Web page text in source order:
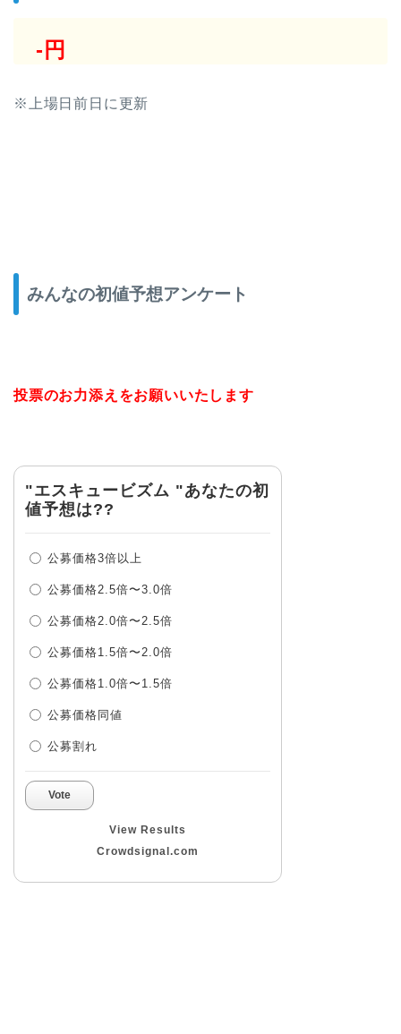
-円
※上場日前日に更新
みんなの初値予想アンケート
投票のお力添えをお願いいたします
"エスキュービズム "あなたの初
値予想は??
公募価格3倍以上
公募価格2.5倍〜3.0倍
公募価格2.0倍〜2.5倍
公募価格1.5倍〜2.0倍
公募価格1.0倍〜1.5倍
公募価格同値
公募割れ
Vote
View Results
Crowdsignal.com